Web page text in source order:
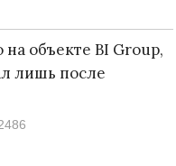
объекте BI Group,
лишь после